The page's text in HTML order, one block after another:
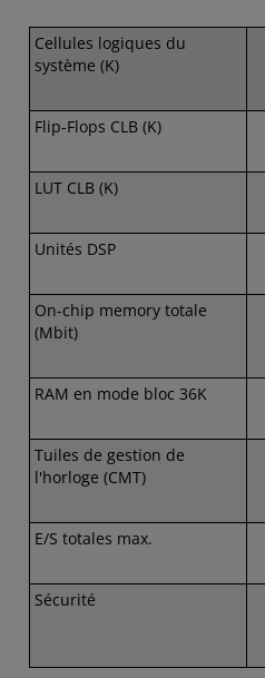
Cellules logiques du
système (K)
Flip-Flops CLB (K)
LUT CLB (K)
Unités DSP
On-chip memory totale
(Mbit)
RAM en mode bloc 36K
Tuiles de gestion de
l'horloge (CMT)
E/S totales max.
Sécurité